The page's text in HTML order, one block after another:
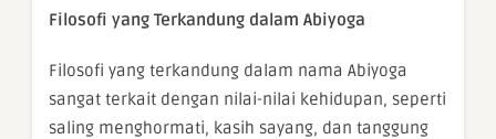
Filosofi yang Terkandung dalam Abiyoga
Filosofi yang terkandung dalam nama Abiyoga
sangat terkait dengan nilai-nilai kehidupan, seperti
saling menghormati, kasih sayang, dan tanggung